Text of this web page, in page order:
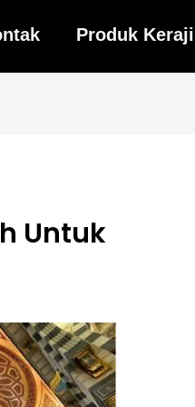
Produk
Untuk